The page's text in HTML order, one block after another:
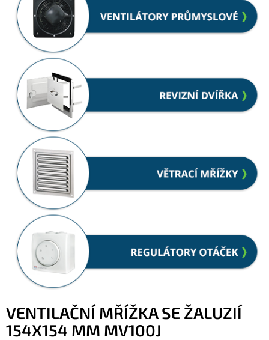
VENTILAČNÍ MŘÍŽKA SE ŽALUZIÍ
154X154 MM MV100J